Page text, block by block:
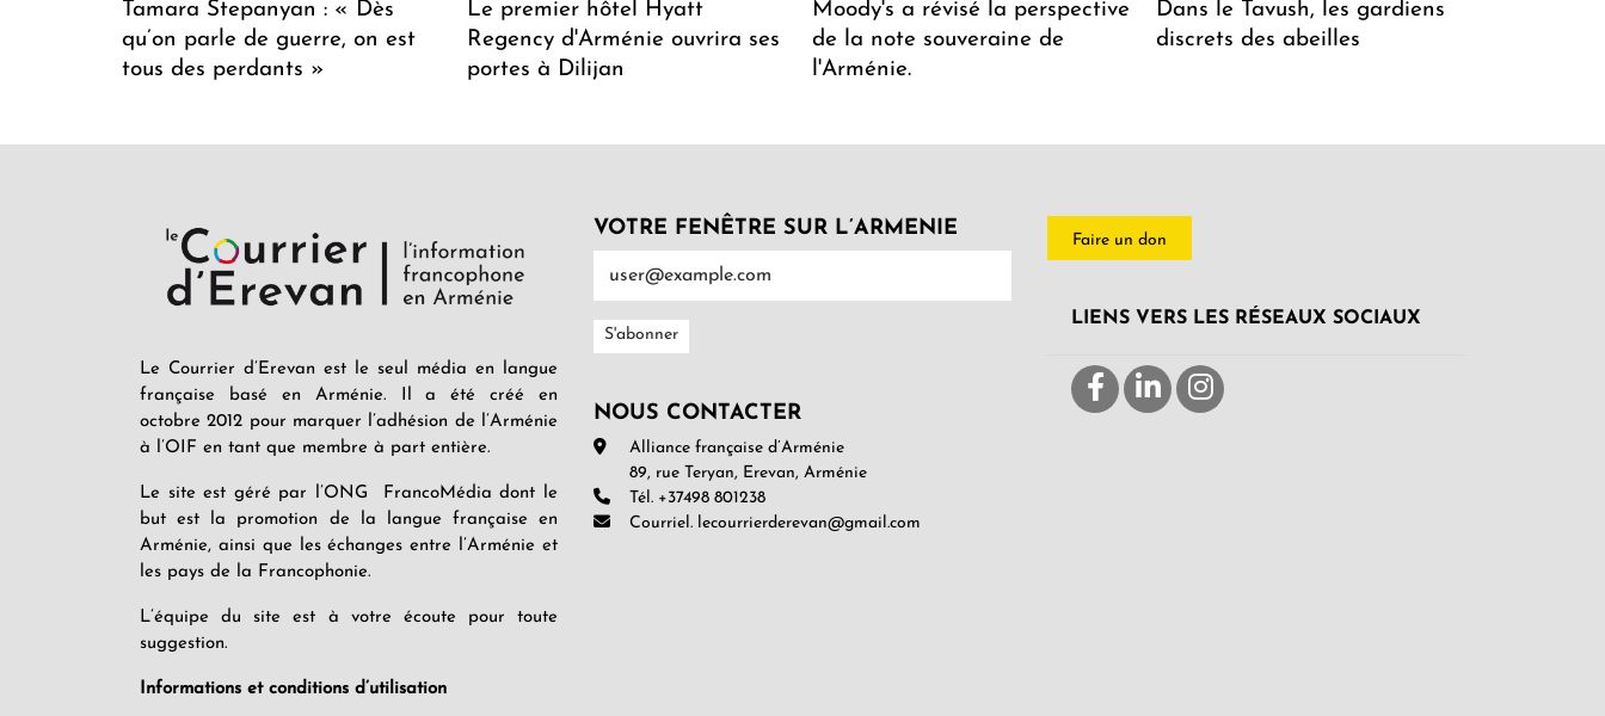
Tamara Stepanyan : « Dès
qu’on parle de guerre, on est
tous des perdants »
Le premier hôtel Hyatt
Regency d'Arménie ouvrira ses
portes à Dilijan
Moody's a révisé la perspective
de la note souveraine de
l'Arménie.
Dans le Tavush, les gardiens
discrets des abeilles
Le Courrier d’Erevan est le seul média en langue
française basé en Arménie. Il a été créé en
octobre 2012 pour marquer l’adhésion de l’Arménie
à l’OIF en tant que membre à part entière.
Le site est géré par l’ONG FrancoMédia dont le
but est la promotion de la langue française en
Arménie, ainsi que les échanges entre l’Arménie et
les pays de la Francophonie.
L’équipe du site est à votre écoute pour toute
suggestion.
Informations et conditions d’utilisation
VOTRE FENÊTRE SUR L’ARMENIE
NOUS CONTACTER
Alliance française d’Arménie
89, rue Teryan, Erevan, Arménie
Tél. +37498 801238
Courriel. lecourrierderevan@gmail.com
Faire un don
LIENS VERS LES RÉSEAUX SOCIAUX